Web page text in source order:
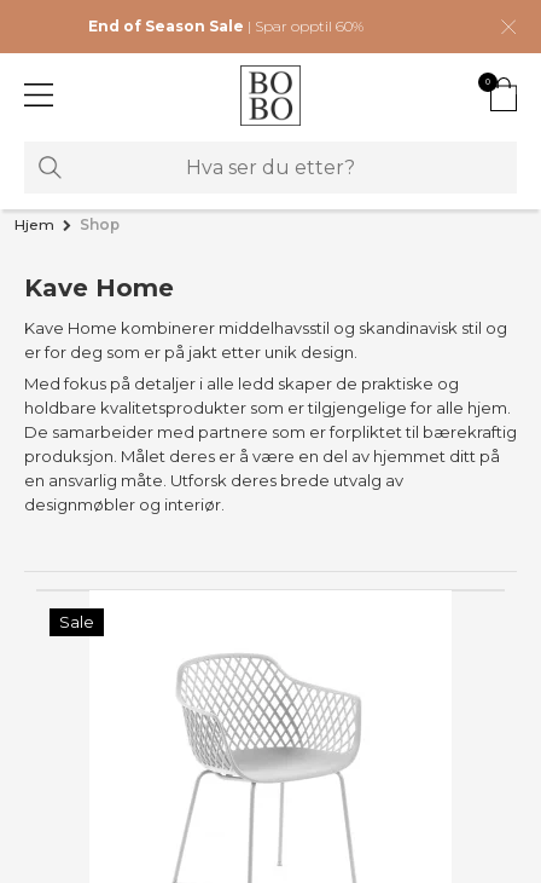
End of Season Sale | Spar opptil 60%
0
Hjem Shop
Kave Home
Kave Home kombinerer middelhavsstil og skandinavisk stil og
er for deg som er på jakt etter unik design.
Med fokus på detaljer i alle ledd skaper de praktiske og
holdbare kvalitetsprodukter som er tilgjengelige for alle hjem.
De samarbeider med partnere som er forpliktet til bærekraftig
produksjon. Målet deres er å være en del av hjemmet ditt på
en ansvarlig måte. Utforsk deres brede utvalg av
designmøbler og interiør.
Sale